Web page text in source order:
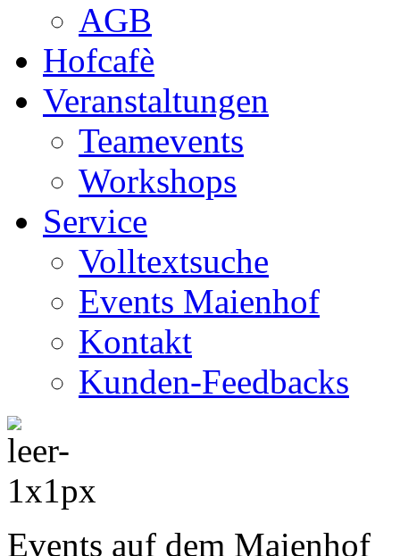
AGB
Hofcafè
Veranstaltungen
Teamevents
Workshops
Service
Volltextsuche
Events Maienhof
Kontakt
Kunden-Feedbacks
Events auf dem Maienhof